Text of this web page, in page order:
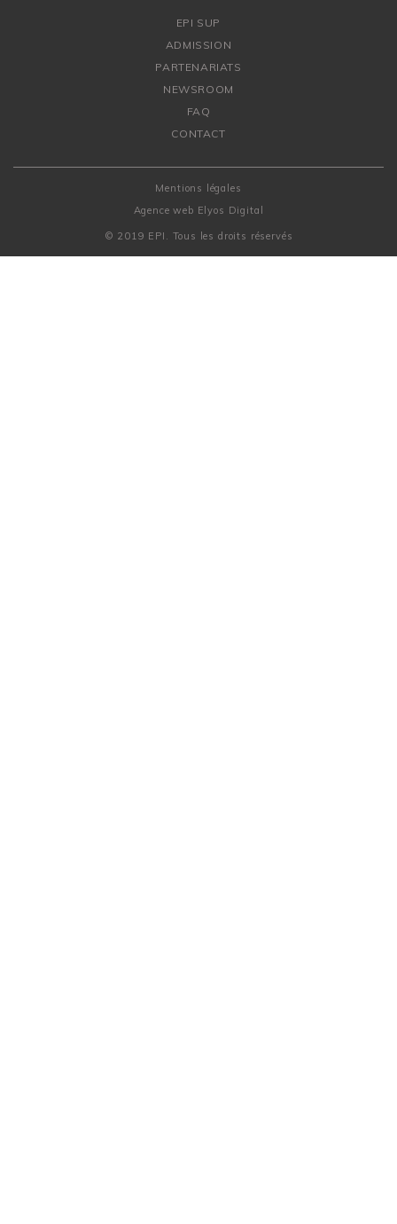
EPI SUP
ADMISSION
PARTENARIATS
NEWSROOM
FAQ
CONTACT
© 2019 EPI. Tous les droits réservés
Mentions légales
Agence web Elyos Digital